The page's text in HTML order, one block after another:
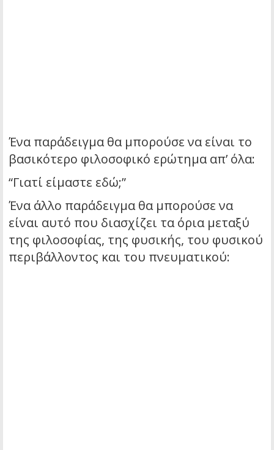
Ένα παράδειγμα θα μπορούσε να είναι το
βασικότερο φιλοσοφικό ερώτημα απ’ όλα:
“Γιατί είμαστε εδώ;”
Ένα άλλο παράδειγμα θα μπορούσε να
είναι αυτό που διασχίζει τα όρια μεταξύ
της φιλοσοφίας, της φυσικής, του φυσικού
περιβάλλοντος και του πνευματικού: